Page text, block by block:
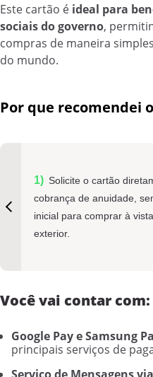
Este cartão é ideal para
sociais do governo,
compras de maneira
do mundo.
Por que recomendei
Solicite o cartão
cobrança de anuidade,
inicial para comprar à
exterior.
Você vai contar com:
Google Pay e Samsung
principais serviços de